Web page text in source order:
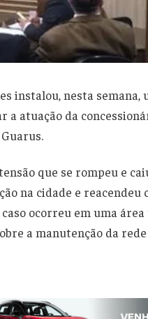
instalou, nesta semana,
atuação da
que se rompeu e
na cidade e
ocorreu em uma área
a manutenção da